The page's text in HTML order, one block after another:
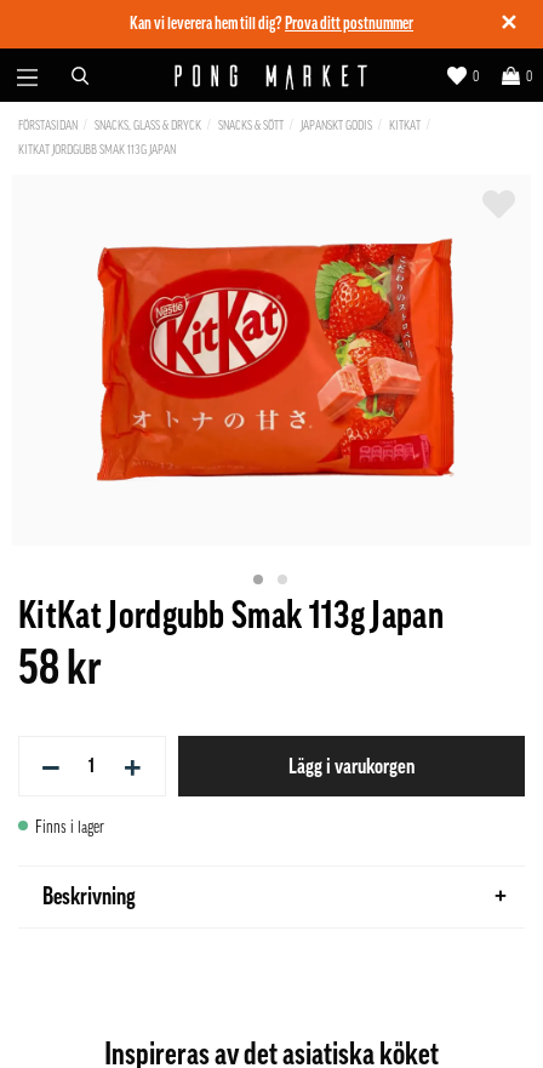
✕
Kan vi leverera hem till dig? Prova ditt postnummer
0
0
FÖRSTASIDAN SNACKS, GLASS & DRYCK SNACKS & SÖTT JAPANSKT GODIS
KITKAT
KITKAT JORDGUBB SMAK 113G JAPAN
KitKat Jordgubb Smak 113g Japan
58 kr
− + Lägg i varukorgen
Finns i lager
Beskrivning
Inspireras av det asiatiska köket